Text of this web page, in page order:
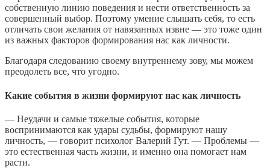
собственную линию поведения и нести ответственность за
совершенный выбор. Поэтому умение слышать себя, то есть
отличать свои желания от навязанных извне — это тоже один
из важных факторов формирования нас как личности.
Благодаря следованию своему внутреннему зову, мы можем
преодолеть все, что угодно.
Какие события в жизни формируют нас как личность
— Неудачи и самые тяжелые события, которые
воспринимаются как удары судьбы, формируют нашу
личность, — говорит психолог Валерий Гут. — Проблемы —
это естественная часть жизни, и именно она помогает нам
расти.